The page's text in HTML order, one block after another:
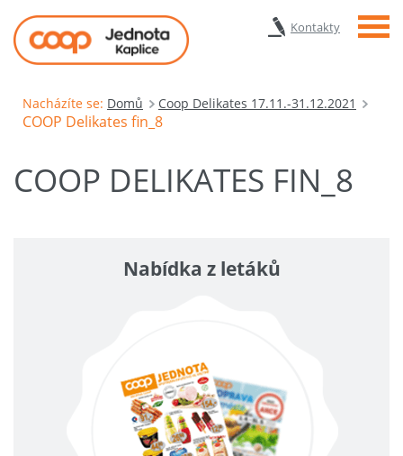
Kontakty Menu
Nacházíte se: Domů Coop Delikates 17.11.-31.12.2021
COOP Delikates fin_8
COOP DELIKATES FIN_8
Nabídka z letáků